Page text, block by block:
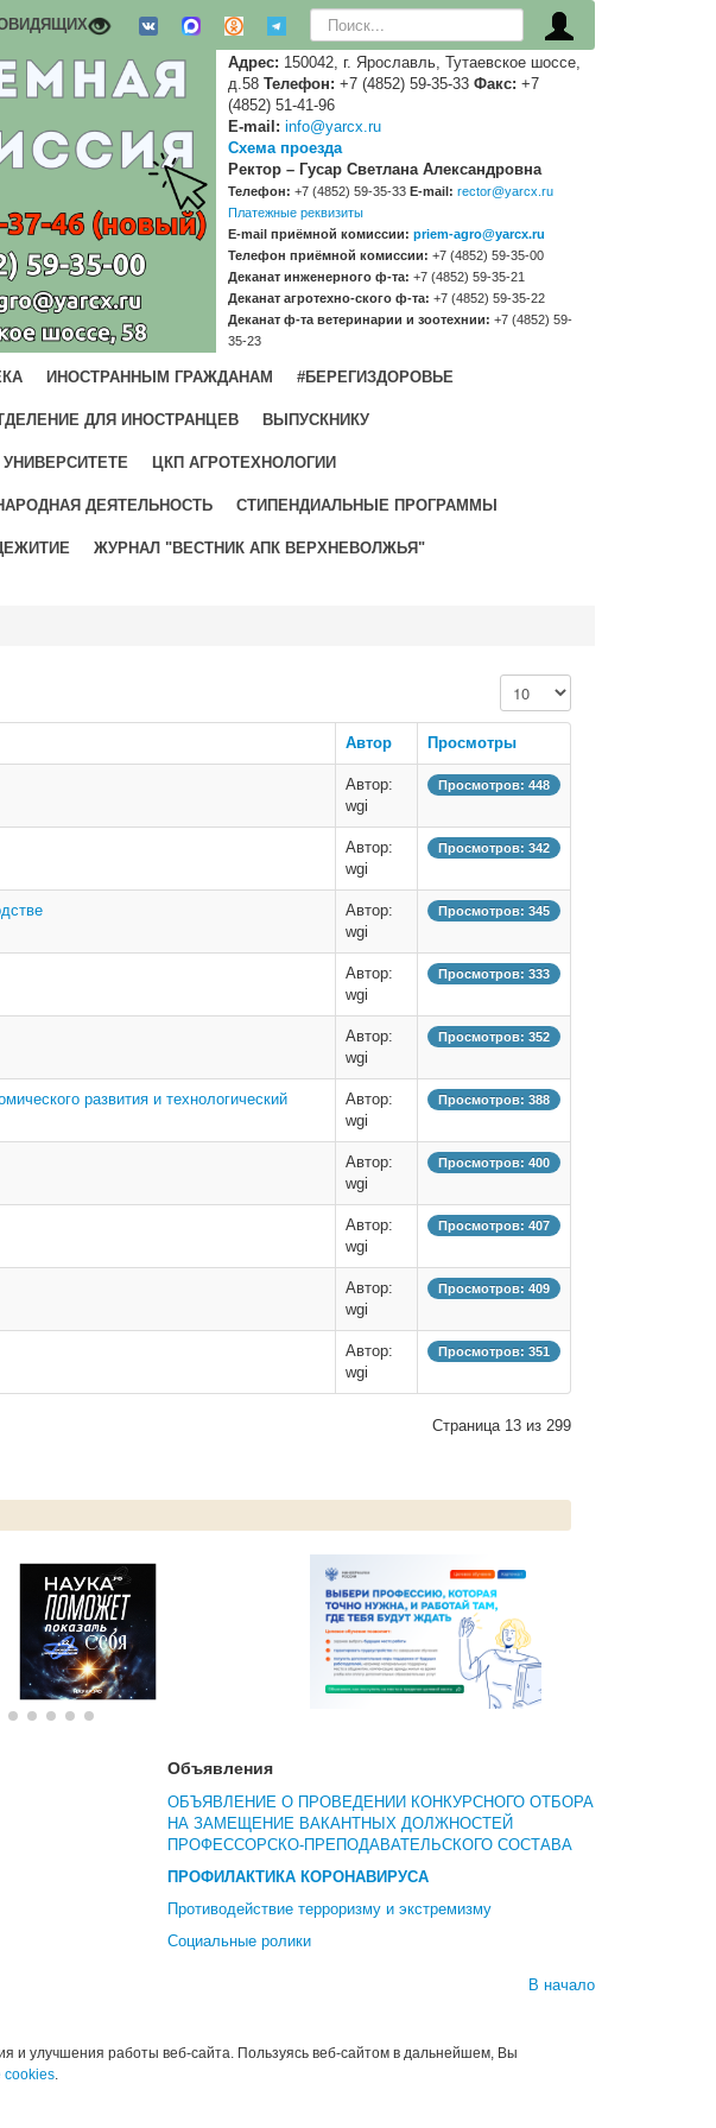
Искать...
Адрес: 150042, г. Ярославль, Тутаевское шоссе,
д.58 Телефон: +7 (4852) 59-35-33 Факс: +7
(4852) 51-41-96
E-mail: info@yarcx.ru
Схема проезда
Ректор – Гусар Светлана Александровна
Телефон: +7 (4852) 59-35-33 E-mail: rector@yarcx.ru
Платежные реквизиты
E-mail приёмной комиссии: priem-agro@yarcx.ru
Телефон приёмной комиссии: +7 (4852) 59-35-00
Деканат инженерного ф-та: +7 (4852) 59-35-21
Деканат агротехно-ского ф-та: +7 (4852) 59-35-22
Деканат ф-та ветеринарии и зоотехнии: +7 (4852) 59-
35-23
ИНОСТРАННЫМ ГРАЖДАНАМ #БЕРЕГИЗДОРОВЬЕ
ДЛЯ ИНОСТРАНЦЕВ ВЫПУСКНИКУ
УНИВЕРСИТЕТЕ ЦКП АГРОТЕХНОЛОГИИ
ДЕЯТЕЛЬНОСТЬ СТИПЕНДИАЛЬНЫЕ ПРОГРАММЫ
ЖУРНАЛ "ВЕСТНИК АПК ВЕРХНЕВОЛЖЬЯ"
Кол-во строк:
Автор Просмотры
Автор:
wgi
Просмотров: 448
Автор:
wgi
Просмотров: 342
Автор:
wgi
Просмотров: 345
Автор:
wgi
Просмотров: 333
Автор:
wgi
Просмотров: 352
развития и технологический
Автор:
wgi
Просмотров: 388
Автор:
wgi
Просмотров: 400
Автор:
wgi
Просмотров: 407
Автор:
wgi
Просмотров: 409
Автор:
wgi
Просмотров: 351
Страница 13 из 299
Объявления
ОБЪЯВЛЕНИЕ О ПРОВЕДЕНИИ КОНКУРСНОГО ОТБОРА
НА ЗАМЕЩЕНИЕ ВАКАНТНЫХ ДОЛЖНОСТЕЙ
ПРОФЕССОРСКО-ПРЕПОДАВАТЕЛЬСКОГО СОСТАВА
ПРОФИЛАКТИКА КОРОНАВИРУСА
Противодействие терроризму и экстремизму
Социальные ролики
В начало
и улучшения работы веб-сайта. Пользуясь веб-сайтом в дальнейшем, Вы
cookies.